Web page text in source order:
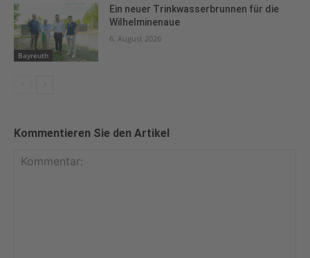
Bayreuth
Ein neuer Trinkwasserbrunnen für die
Wilhelminenaue
6. August 2026
Kommentieren Sie den Artikel